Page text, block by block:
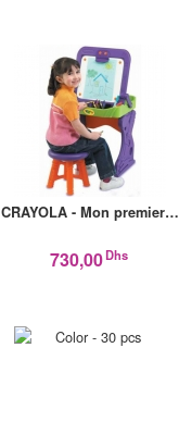
CRAYOLA - Mon premier…
730,00Dhs